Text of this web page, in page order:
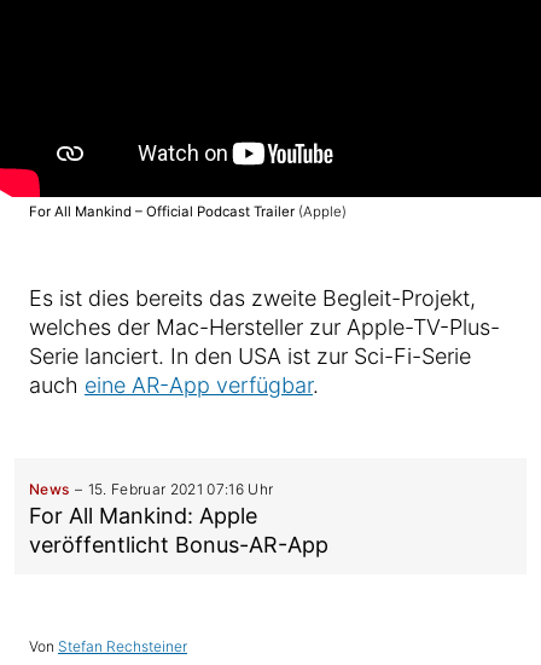
For All Mankind – Official Podcast Trailer (Apple)
Es ist dies bereits das zweite Begleit-Projekt,
welches der Mac-Hersteller zur Apple-TV-Plus-
Serie lanciert. In den USA ist zur Sci-Fi-Serie
auch eine AR-App verfügbar.
News 15. Februar 2021 07:16 Uhr
For All Mankind: Apple
veröffentlicht Bonus-AR-App
Von Stefan Rechsteiner